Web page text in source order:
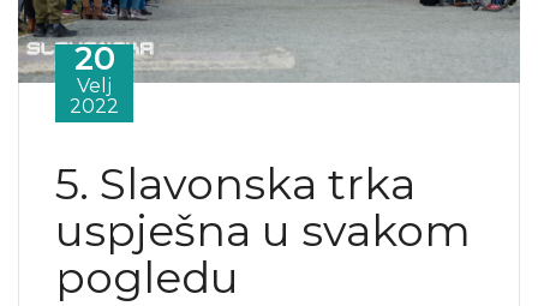
20
Velj
2022
5. Slavonska trka
uspješna u svakom
pogledu